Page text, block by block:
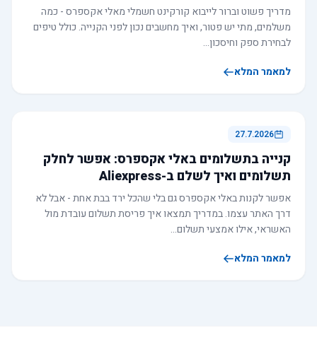
מדריך פשוט וברור לייבוא קורקינט חשמלי מאלי אקספרס - כמה
משלמים, מתי יש פטור, ואיך מחשבים נכון לפני הקנייה. כולל טיפים
לבחירת ספק וחיסכון…
למאמר המלא
27.7.2026
קנייה בתשלומים באלי אקספרס: אפשר לחלק
תשלומים ואיך לשלם ב-Aliexpress
אפשר לקנות באלי אקספרס גם בלי שהכל ירד בבת אחת - אבל לא
דרך האתר עצמו. במדריך תמצאו איך פריסת תשלום עובדת מול
האשראי, אילו אמצעי תשלום…
למאמר המלא